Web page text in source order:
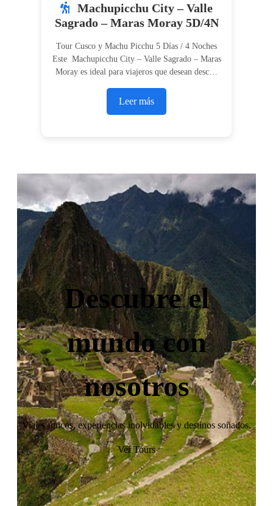
Machupicchu City – Valle
Sagrado – Maras Moray 5D/4N
Tour Cusco y Machu Picchu 5 Días / 4 Noches
Este Machupicchu City – Valle Sagrado – Maras
Moray es ideal para viajeros que desean desc…
Leer más
Descubre el
mundo con
nosotros
Viajes únicos, experiencias inolvidables y destinos soñados.
Ver Tours